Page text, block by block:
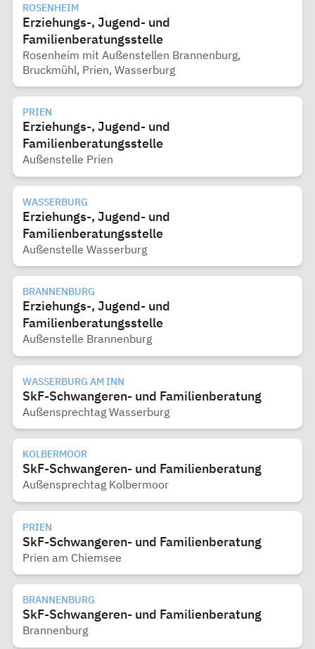
ROSENHEIM
Erziehungs-, Jugend- und
Familienberatungsstelle
Rosenheim mit Außenstellen Brannenburg,
Bruckmühl, Prien, Wasserburg
PRIEN
Erziehungs-, Jugend- und
Familienberatungsstelle
Außenstelle Prien
WASSERBURG
Erziehungs-, Jugend- und
Familienberatungsstelle
Außenstelle Wasserburg
BRANNENBURG
Erziehungs-, Jugend- und
Familienberatungsstelle
Außenstelle Brannenburg
WASSERBURG AM INN
SkF-Schwangeren- und Familienberatung
Außensprechtag Wasserburg
KOLBERMOOR
SkF-Schwangeren- und Familienberatung
Außensprechtag Kolbermoor
PRIEN
SkF-Schwangeren- und Familienberatung
Prien am Chiemsee
BRANNENBURG
SkF-Schwangeren- und Familienberatung
Brannenburg